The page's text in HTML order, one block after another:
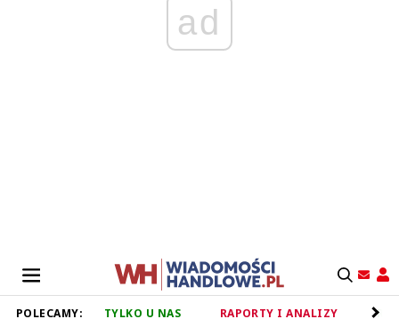
ad
POLECAMY: TYLKO U NAS RAPORTY I ANALIZY